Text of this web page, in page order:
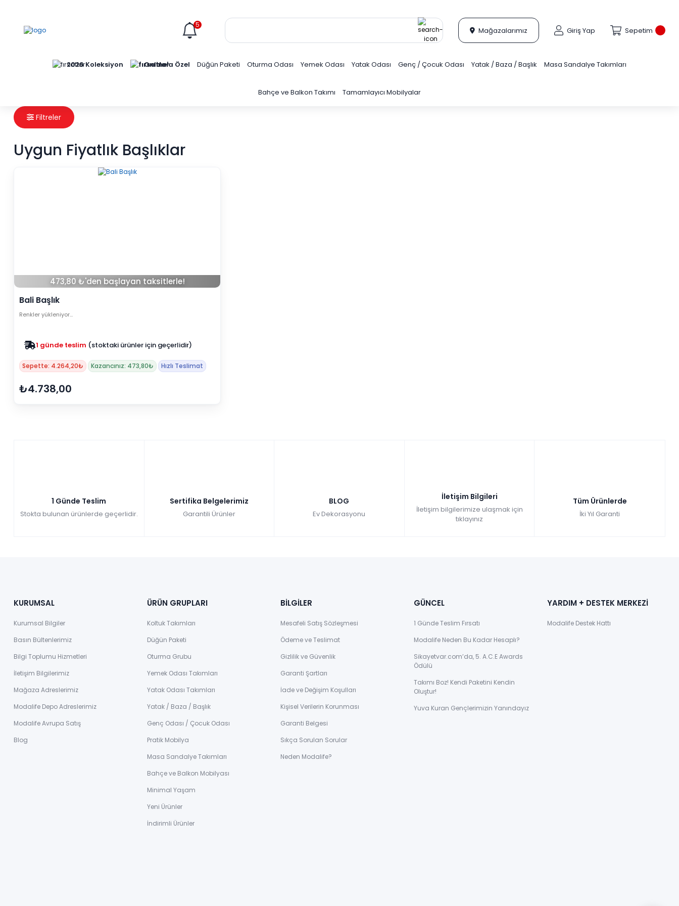
5
Mağazalarımız Giriş Yap Sepetim
2026 Koleksiyon Online'a Özel Düğün Paketi Oturma Odası Yemek Odası Yatak Odası Genç / Çocuk Odası Yatak / Baza / Başlık Masa Sandalye Takımları
Bahçe ve Balkon Takımı Tamamlayıcı Mobilyalar
Filtreler
Uygun Fiyatlık Başlıklar
473,80 ₺'den başlayan taksitlerle!
Bali Başlık
Renkler yükleniyor…
1 günde teslim (stoktaki ürünler için geçerlidir)
Sepette: 4.264,20₺ Kazancınız: 473,80₺ Hızlı Teslimat
₺4.738,00
1 Günde Teslim
Stokta bulunan ürünlerde geçerlidir.
Sertifika Belgelerimiz
Garantili Ürünler
BLOG
Ev Dekorasyonu
İletişim Bilgileri
İletişim bilgilerimize ulaşmak için
tıklayınız
Tüm Ürünlerde
İki Yıl Garanti
KURUMSAL
Kurumsal Bilgiler
Basın Bültenlerimiz
Bilgi Toplumu Hizmetleri
İletişim Bilgilerimiz
Mağaza Adreslerimiz
Modalife Depo Adreslerimiz
Modalife Avrupa Satış
Blog
ÜRÜN GRUPLARI
Koltuk Takımları
Düğün Paketi
Oturma Grubu
Yemek Odası Takımları
Yatak Odası Takımları
Yatak / Baza / Başlık
Genç Odası / Çocuk Odası
Pratik Mobilya
Masa Sandalye Takımları
Bahçe ve Balkon Mobilyası
Minimal Yaşam
Yeni Ürünler
İndirimli Ürünler
BİLGİLER
Mesafeli Satış Sözleşmesi
Ödeme ve Teslimat
Gizlilik ve Güvenlik
Garanti Şartları
İade ve Değişim Koşulları
Kişisel Verilerin Korunması
Garanti Belgesi
Sıkça Sorulan Sorular
Neden Modalife?
GÜNCEL
1 Günde Teslim Fırsatı
Modalife Neden Bu Kadar Hesaplı?
Sikayetvar.com’da, 5. A.C.E Awards
Ödülü
Takımı Boz! Kendi Paketini Kendin
Oluştur!
Yuva Kuran Gençlerimizin Yanındayız
YARDIM + DESTEK MERKEZİ
Modalife Destek Hattı